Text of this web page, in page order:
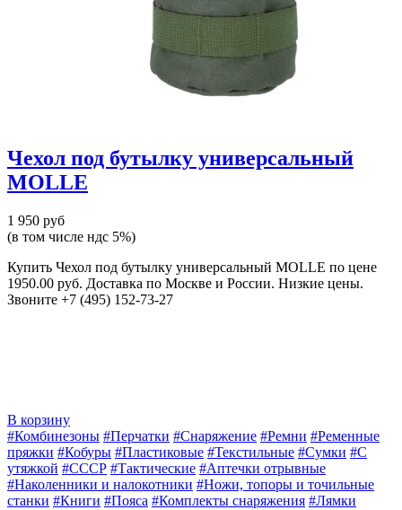
Чехол под бутылку универсальный
MOLLE
1 950 руб
(в том числе ндс 5%)
Купить Чехол под бутылку универсальный MOLLE по цене
1950.00 руб. Доставка по Москве и России. Низкие цены.
Звоните +7 (495) 152-73-27
В корзину
#Комбинезоны #Перчатки #Снаряжение #Ремни #Ременные
пряжки #Кобуры #Пластиковые #Текстильные #Сумки #С
утяжкой #СССР #Тактические #Аптечки отрывные
#Наколенники и налокотники #Ножи, топоры и точильные
станки #Книги #Пояса #Комплекты снаряжения #Лямки